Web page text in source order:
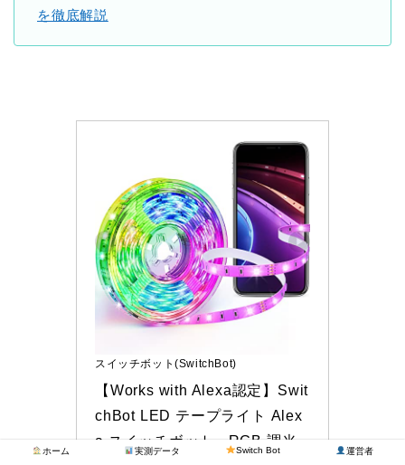
を徹底解説
スイッチボット(SwitchBot)
【Works with Alexa認定】Swit
chBot LED テープライト Alex
a スイッチボット - RGB 調光
ホーム 実測データ Switch Bot 運営者